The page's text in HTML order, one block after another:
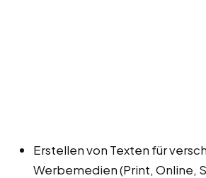
Erstellen von Texten für
Werbemedien (Print, Online,